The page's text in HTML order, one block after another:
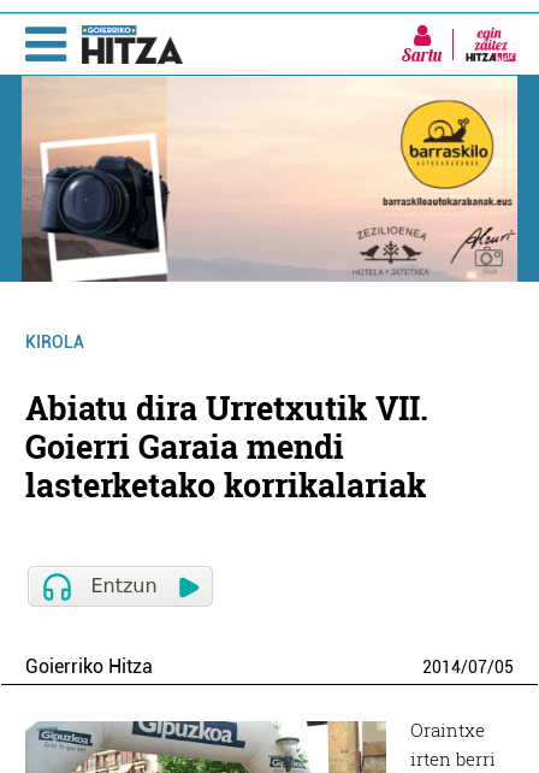
Sartu
KIROLA
Abiatu dira Urretxutik VII.
Goierri Garaia mendi
lasterketako korrikalariak
Goierriko Hitza 2014/07/05
Oraintxe
irten berri